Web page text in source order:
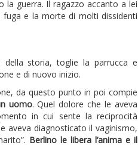
la guerra. Il ragazzo accanto a lei
e la morte di molti dissidenti
storia, toglie la parrucca e
e di nuovo inizio.
da questo punto in poi compie
uomo. Quel dolore che le aveva
in cui sente la reciprocità
aveva diagnosticato il vaginismo,
Berlino le libera l’anima e il